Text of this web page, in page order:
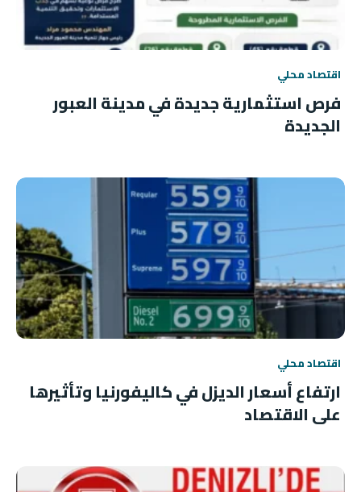
اقتصاد محلي
فرص استثمارية جديدة في مدينة العبور
الجديدة
اقتصاد محلي
ارتفاع أسعار الديزل في كاليفورنيا وتأثيرها
على الاقتصاد